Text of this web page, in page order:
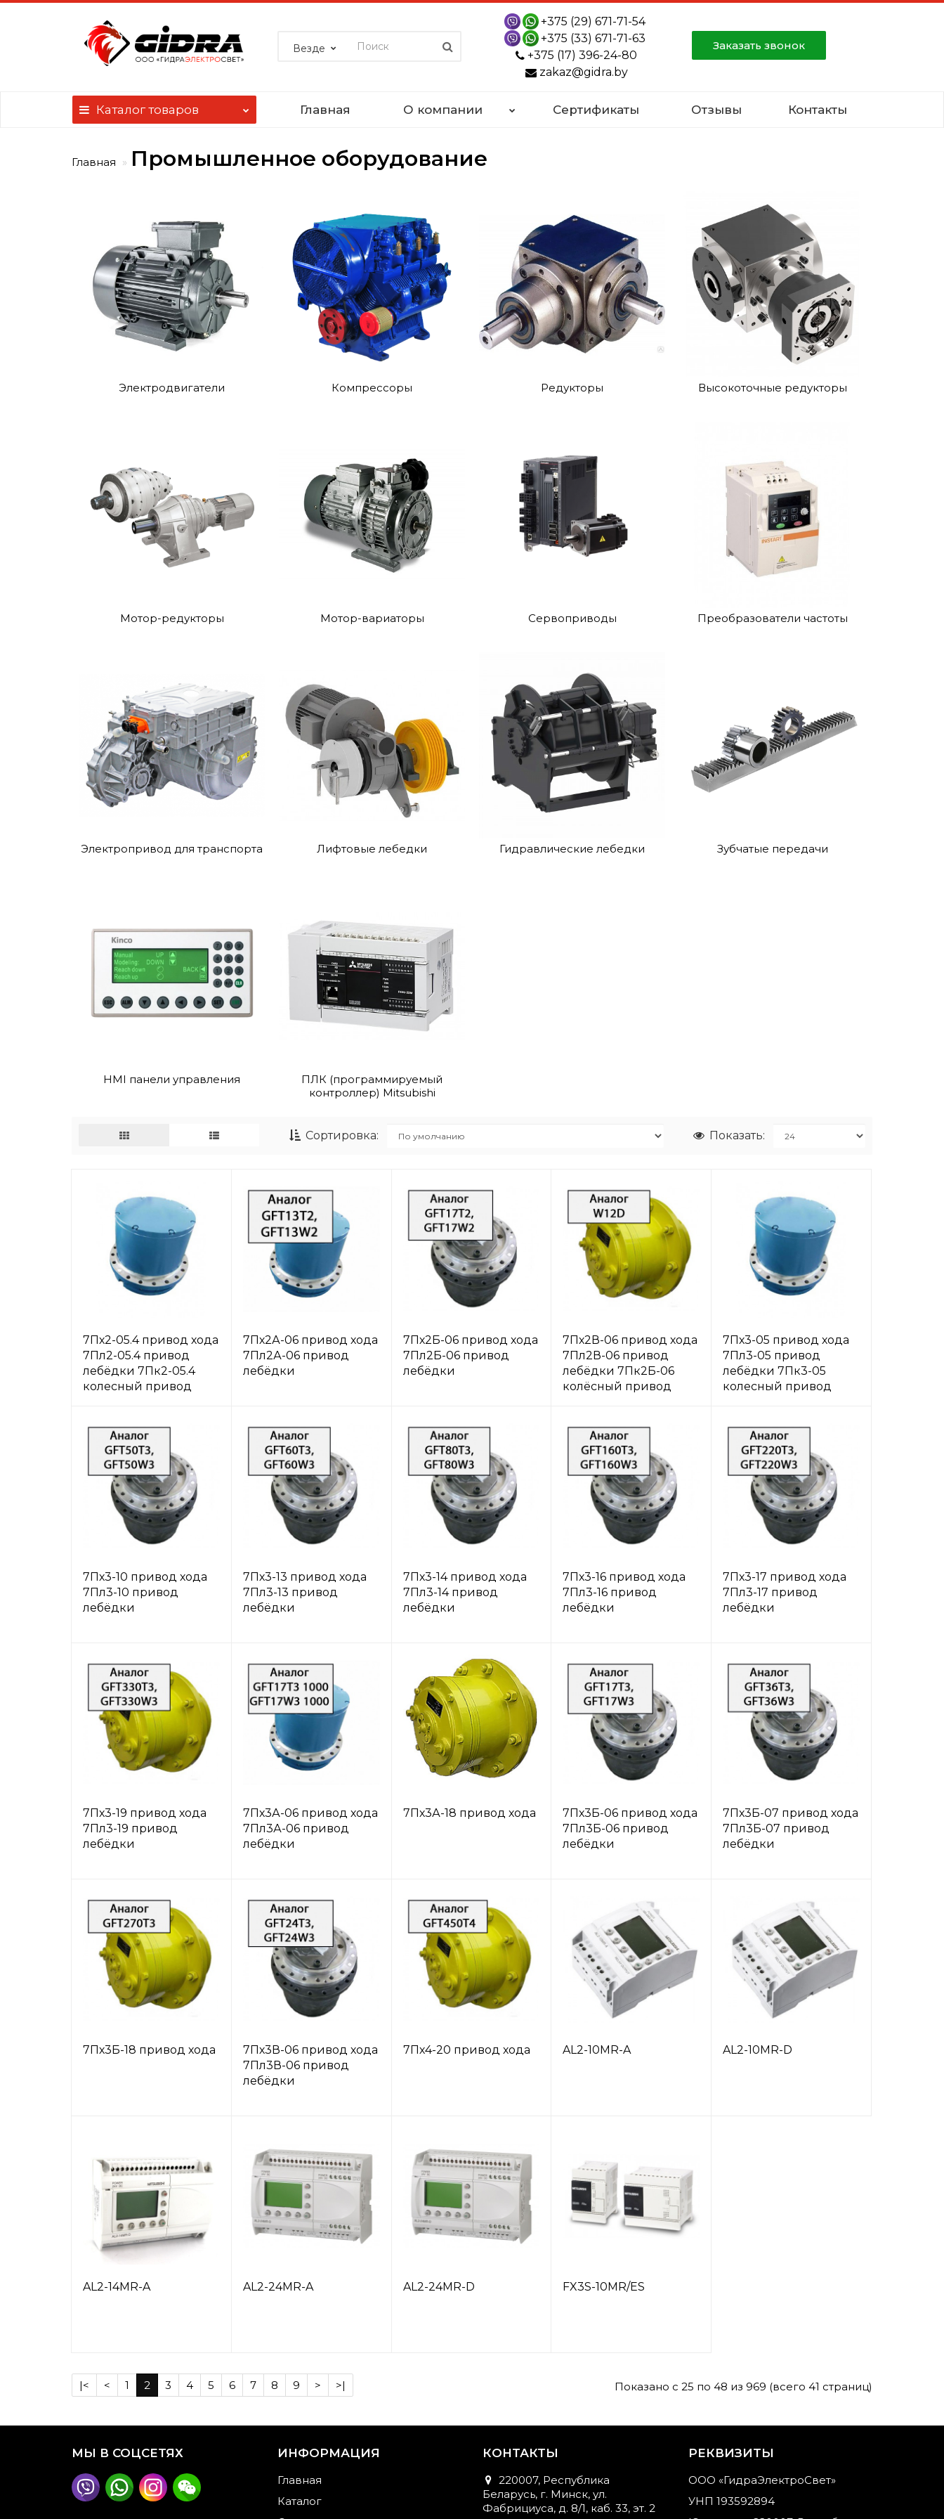
Везде
+375 (29) 671-71-54
+375 (33) 671-71-63
+375 (17) 396-24-80
zakaz@gidra.by
Заказать звонок
Каталогтоваров Главная О компании Сертификаты Отзывы Контакты
Главная Промышленное оборудование
Электродвигатели Компрессоры Редукторы Высокоточные редукторы
Мотор-редукторы Мотор-вариаторы Сервоприводы Преобразователи частоты
Электропривод для транспорта Лифтовые лебедки Гидравлические лебедки Зубчатые передачи
HMI панели управления
ПЛК (программируемый
контроллер) Mitsubishi
Сортировка: Показать:
7Пх2-05.4 привод хода
7Пл2-05.4 привод
лебёдки 7Пк2-05.4
колесный привод
7Пх2А-06 привод хода
7Пл2А-06 привод
лебёдки
7Пх2Б-06 привод хода
7Пл2Б-06 привод
лебёдки
7Пх2В-06 привод хода
7Пл2В-06 привод
лебёдки 7Пк2Б-06
колёсный привод
7Пх3-05 привод хода
7Пл3-05 привод
лебёдки 7Пк3-05
колесный привод
7Пх3-10 привод хода
7Пл3-10 привод
лебёдки
7Пх3-13 привод хода
7Пл3-13 привод
лебёдки
7Пх3-14 привод хода
7Пл3-14 привод
лебёдки
7Пх3-16 привод хода
7Пл3-16 привод
лебёдки
7Пх3-17 привод хода
7Пл3-17 привод
лебёдки
7Пх3-19 привод хода
7Пл3-19 привод
лебёдки
7Пх3А-06 привод хода
7Пл3А-06 привод
лебёдки
7Пх3А-18 привод хода
7Пх3Б-06 привод хода
7Пл3Б-06 привод
лебёдки
7Пх3Б-07 привод хода
7Пл3Б-07 привод
лебёдки
7Пх3Б-18 привод хода
7Пх3В-06 привод хода
7Пл3В-06 привод
лебёдки
7Пх4-20 привод хода AL2-10MR-A AL2-10MR-D
AL2-14MR-A AL2-24MR-A AL2-24MR-D FX3S-10MR/ES
|< < 1 2 3 4 5 6 7 8 9 > >| Показано с 25 по 48 из 969 (всего 41 страниц)
МЫ В СОЦСЕТЯХ ИНФОРМАЦИЯ
Главная
Каталог
КОНТАКТЫ
220007, Республика
Беларусь, г. Минск, ул.
Фабрициуса, д. 8/1, каб. 33, эт. 2
РЕКВИЗИТЫ
ООО «ГидраЭлектроСвет»
УНП 193592894